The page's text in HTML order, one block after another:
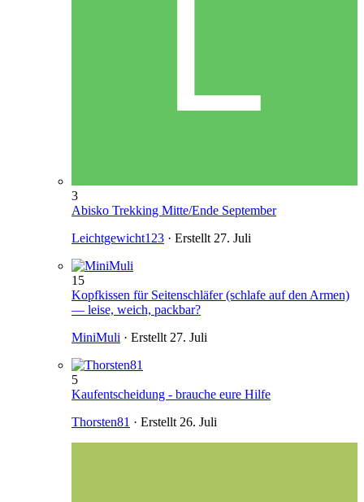
3
Abisko Trekking Mitte/Ende September
Leichtgewicht123 · Erstellt 27. Juli
15
Kopfkissen für Seitenschläfer (schlafe auf den Armen)
— leise, weich, packbar?
MiniMuli · Erstellt 27. Juli
5
Kaufentscheidung - brauche eure Hilfe
Thorsten81 · Erstellt 26. Juli